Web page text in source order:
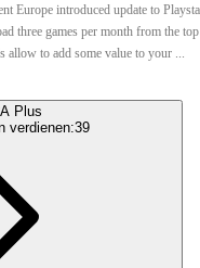
Europe introduced update to
three games per month from the
allow to add some value to your ...
Plus
verdienen:39